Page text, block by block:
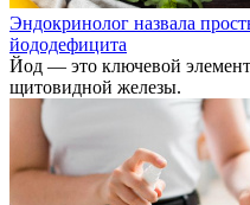
Эндокринолог назвала
йододефицита
Йод — это ключевой элемент
щитовидной железы.